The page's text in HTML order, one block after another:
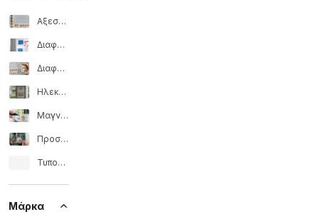
Αξεσουάρ για ηλεκτρικούς πίνακες
Διαφορική προστασία
Διαφορικός διακόπτης
Ηλεκτρικοί πίνακες
Μαγνητοθερμικό
Προστασία υπερτάσεων
Τυποποιημένοι μαγνητοθερμικοί διακόπτες
Μάρκα